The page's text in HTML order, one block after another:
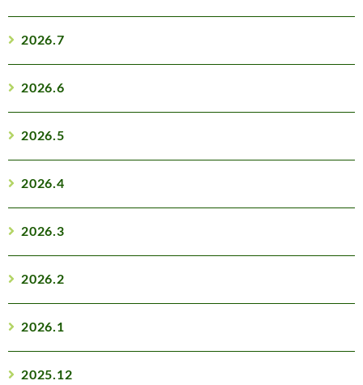
2026.7
2026.6
2026.5
2026.4
2026.3
2026.2
2026.1
2025.12